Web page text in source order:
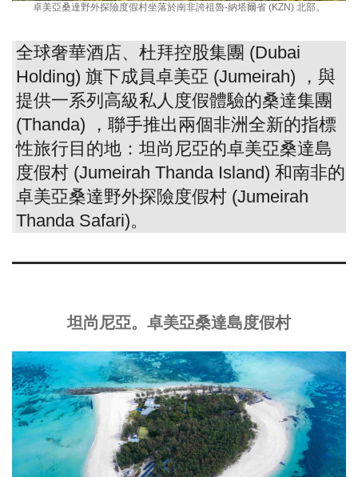
卓美亞桑達野外探險度假村坐落於南非誇祖魯-納塔爾省 (KZN) 北部。
全球奢華酒店、杜拜控股集團 (Dubai
Holding) 旗下成員卓美亞 (Jumeirah) ，與
提供一系列高級私人度假體驗的桑達集團
(Thanda) ，聯手推出兩個非洲全新的指標
性旅行目的地：坦尚尼亞的卓美亞桑達島
度假村 (Jumeirah Thanda Island) 和南非的
卓美亞桑達野外探險度假村 (Jumeirah
Thanda Safari)。
坦尚尼亞。卓美亞桑達島度假村